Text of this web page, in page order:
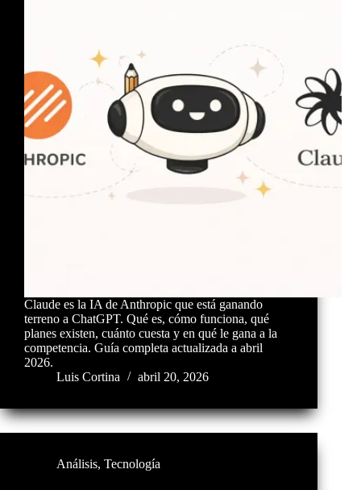
Claude es la IA de Anthropic que está ganando
terreno a ChatGPT. Qué es, cómo funciona, qué
planes existen, cuánto cuesta y en qué le gana a la
competencia. Guía completa actualizada a abril
2026.
Luis Cortina
abril 20, 2026
Análisis, Tecnología